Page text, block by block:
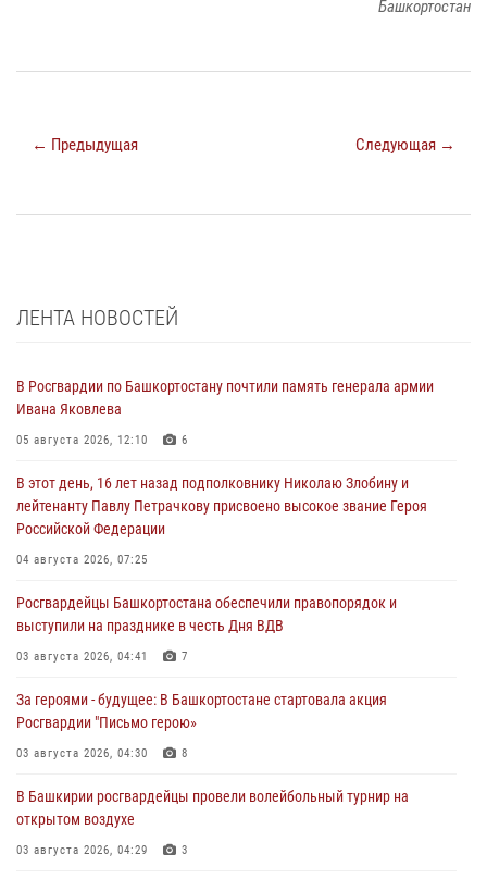
Башкортостан
← Предыдущая Следующая →
ЛЕНТА НОВОСТЕЙ
В Росгвардии по Башкортостану почтили память генерала армии
Ивана Яковлева
05 августа 2026, 12:10 6
В этот день, 16 лет назад подполковнику Николаю Злобину и
лейтенанту Павлу Петрачкову присвоено высокое звание Героя
Российской Федерации
04 августа 2026, 07:25
Росгвардейцы Башкортостана обеспечили правопорядок и
выступили на празднике в честь Дня ВДВ
03 августа 2026, 04:41 7
За героями - будущее: В Башкортостане стартовала акция
Росгвардии "Письмо герою»
03 августа 2026, 04:30 8
В Башкирии росгвардейцы провели волейбольный турнир на
открытом воздухе
03 августа 2026, 04:29 3